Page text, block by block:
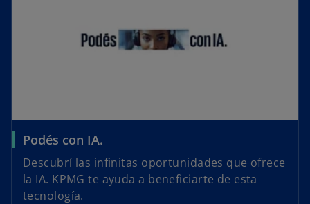
Podés con IA.
Descubrí las infinitas oportunidades que ofrece
la IA. KPMG te ayuda a beneficiarte de esta
tecnología.